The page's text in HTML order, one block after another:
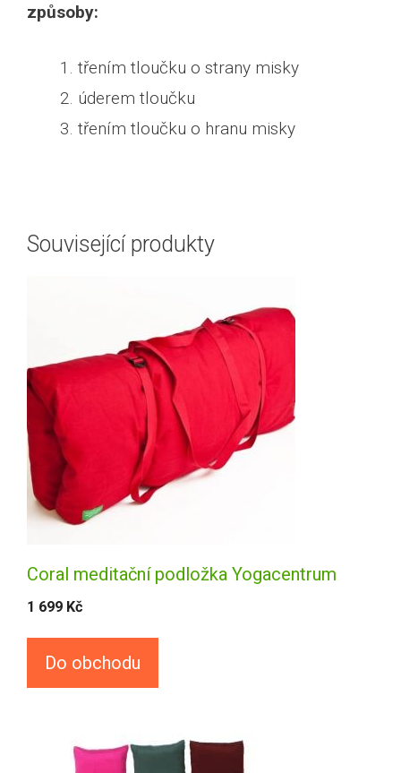
způsoby:
třením tloučku o strany misky
úderem tloučku
třením tloučku o hranu misky
Související produkty
Coral meditační podložka Yogacentrum
1 699 Kč
Do obchodu